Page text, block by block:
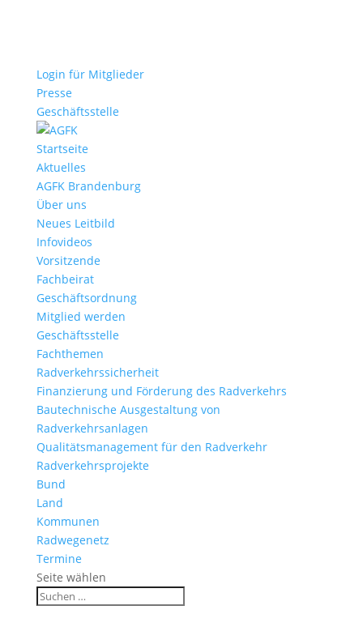
Login für Mitglieder
Presse
Geschäftsstelle
Startseite
Aktuelles
AGFK Brandenburg
Über uns
Neues Leitbild
Infovideos
Vorsitzende
Fachbeirat
Geschäftsordnung
Mitglied werden
Geschäftsstelle
Fachthemen
Radverkehrssicherheit
Finanzierung und Förderung des Radverkehrs
Bautechnische Ausgestaltung von
Radverkehrsanlagen
Qualitätsmanagement für den Radverkehr
Radverkehrsprojekte
Bund
Land
Kommunen
Radwegenetz
Termine
Seite wählen